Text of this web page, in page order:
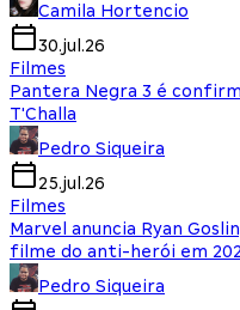
Camila Hortencio
30.jul.26
Filmes
Pantera Negra 3 é
T'Challa
Pedro Siqueira
25.jul.26
Filmes
Marvel anuncia Ryan
filme do anti-herói em
Pedro Siqueira